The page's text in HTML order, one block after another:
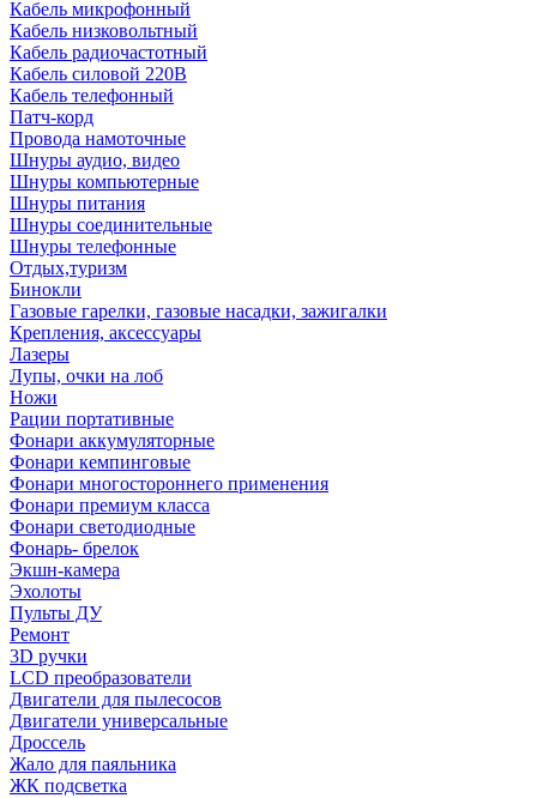
Кабель микрофонный
Кабель низковольтный
Кабель радиочастотный
Кабель силовой 220В
Кабель телефонный
Патч-корд
Провода намоточные
Шнуры аудио, видео
Шнуры компьютерные
Шнуры питания
Шнуры соединительные
Шнуры телефонные
Отдых,туризм
Бинокли
Газовые гарелки, газовые насадки, зажигалки
Крепления, аксессуары
Лазеры
Лупы, очки на лоб
Ножи
Рации портативные
Фонари аккумуляторные
Фонари кемпинговые
Фонари многостороннего применения
Фонари премиум класса
Фонари светодиодные
Фонарь- брелок
Экшн-камера
Эхолоты
Пульты ДУ
Ремонт
3D ручки
LCD преобразователи
Двигатели для пылесосов
Двигатели универсальные
Дроссель
Жало для паяльника
ЖК подсветка